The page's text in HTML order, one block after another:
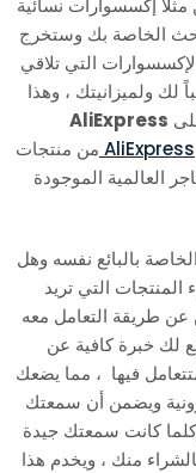
الخاصة بك وستخرج
التي تلاقي
لك ولميزانيتك ، وهذا
AliExpress
AliExpress من منتجات
العالمية الموجودة
بالبائع نفسه وهل
التي تريد
طريقة التعامل معه
لك خبرة كافية عن
فيها ، مما يضعك
ويضمن أن سمعتك
كانت سمعتك جيدة
منك ، ويخدم هذا